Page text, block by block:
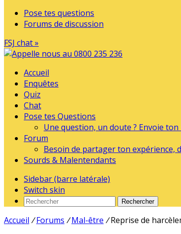
Pose tes questions
Forums de discussion
FSJ chat »
Accueil
Enquêtes
Quiz
Chat
Pose tes Questions
Une question, un doute ? Envoie ton
Forum
Besoin de partager ton expérience,
Sourds & Malentendants
Sidebar (barre latérale)
Switch skin
Rechercher
Accueil / Forums / Mal-être / Reprise de